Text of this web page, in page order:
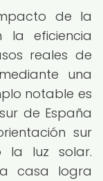
de la
la eficiencia
reales de
una
notable es
de España
sur
la luz solar.
casa logra